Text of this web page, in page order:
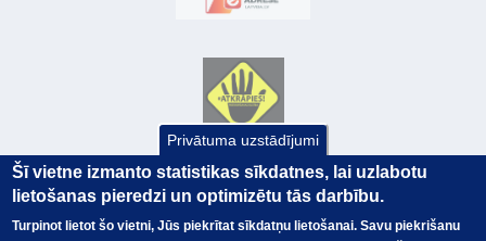
Privātuma uzstādījumi
Šī vietne izmanto statistikas sīkdatnes, lai uzlabotu
lietošanas pieredzi un optimizētu tās darbību.
Turpinot lietot šo vietni, Jūs piekrītat sīkdatņu lietošanai. Savu piekrišanu